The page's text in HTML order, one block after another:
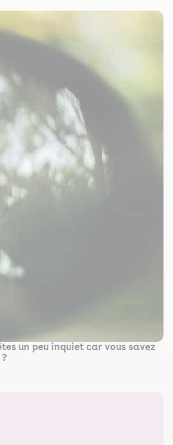
un peu inquiet car vous savez